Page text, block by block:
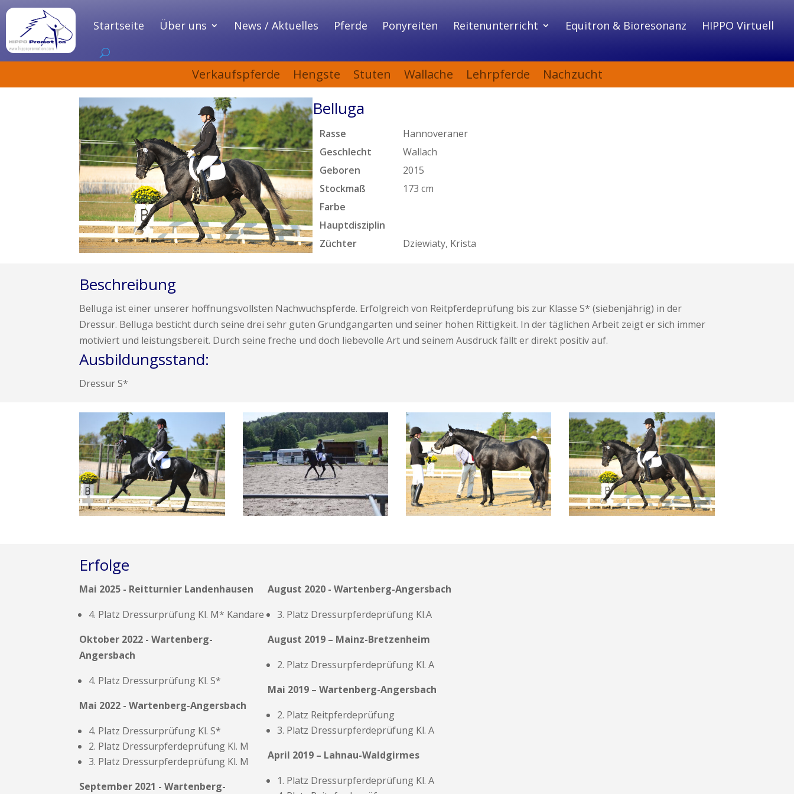
Startseite Über uns News / Aktuelles Pferde Ponyreiten Reitenunterricht Equitron & Bioresonanz HIPPO Virtuell
Verkaufspferde Hengste Stuten Wallache Lehrpferde Nachzucht
Belluga
Rasse
Hannoveraner
Geschlecht
Wallach
Geboren
2015
Stockmaß
173 cm
Farbe
Hauptdisziplin
Züchter
Dziewiaty, Krista
Beschreibung
Belluga ist einer unserer hoffnungsvollsten Nachwuchspferde. Erfolgreich von Reitpferdeprüfung bis zur Klasse S* (siebenjährig) in der
Dressur. Belluga besticht durch seine drei sehr guten Grundgangarten und seiner hohen Rittigkeit. In der täglichen Arbeit zeigt er sich immer
motiviert und leistungsbereit. Durch seine freche und doch liebevolle Art und seinem Ausdruck fällt er direkt positiv auf.
Ausbildungsstand:
Dressur S*
Erfolge
Mai 2025 - Reitturnier Landenhausen
4. Platz Dressurprüfung Kl. M* Kandare
Oktober 2022 - Wartenberg-
Angersbach
4. Platz Dressurprüfung Kl. S*
Mai 2022 - Wartenberg-Angersbach
4. Platz Dressurprüfung Kl. S*
2. Platz Dressurpferdeprüfung Kl. M
3. Platz Dressurpferdeprüfung Kl. M
September 2021 - Wartenberg-
August 2020 - Wartenberg-Angersbach
3. Platz Dressurpferdeprüfung Kl.A
August 2019 – Mainz-Bretzenheim
2. Platz Dressurpferdeprüfung Kl. A
Mai 2019 – Wartenberg-Angersbach
2. Platz Reitpferdeprüfung
3. Platz Dressurpferdeprüfung Kl. A
April 2019 – Lahnau-Waldgirmes
1. Platz Dressurpferdeprüfung Kl. A